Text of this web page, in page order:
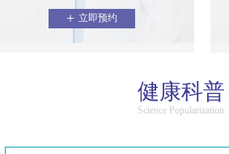
+ 立即预约
健康科普
Science Popularization